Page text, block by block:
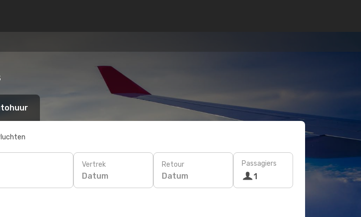
Vertrek
Datum
Retour
Datum
Passagiers
1